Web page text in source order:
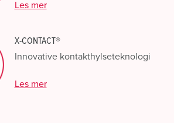
Les mer
X-CONTACT®
Innovative kontakthylseteknologi
Les mer